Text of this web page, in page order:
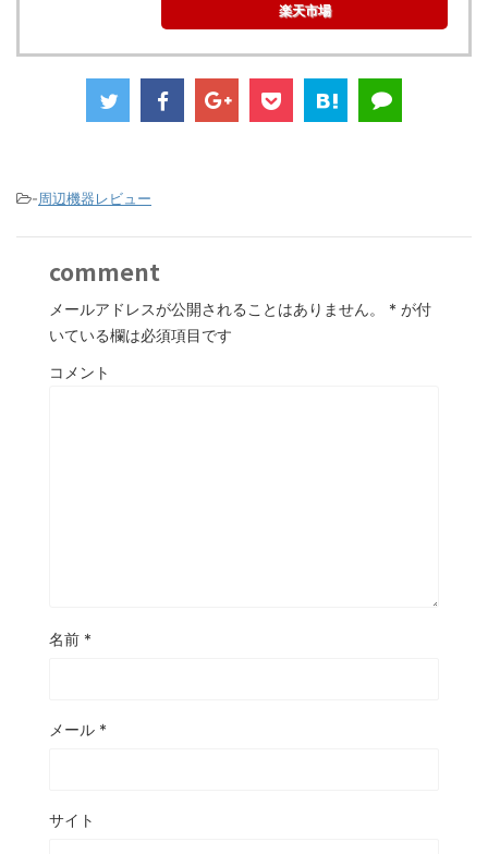
楽天市場
-周辺機器レビュー
comment
メールアドレスが公開されることはありません。 * が付
いている欄は必須項目です
コメント
名前 *
メール *
サイト